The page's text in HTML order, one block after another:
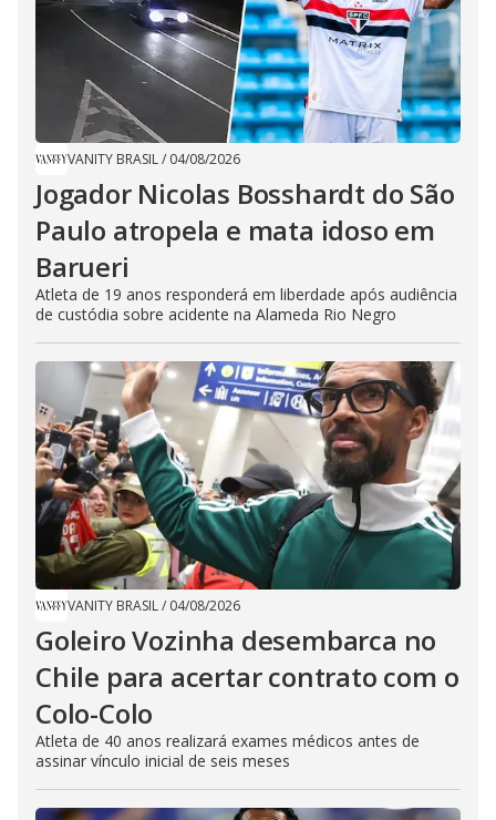
VANITY BRASIL/ 04/08/2026
Jogador Nicolas Bosshardt do São
Paulo atropela e mata idoso em
Barueri
Atleta de 19 anos responderá em liberdade após audiência
de custódia sobre acidente na Alameda Rio Negro
VANITY BRASIL/ 04/08/2026
Goleiro Vozinha desembarca no
Chile para acertar contrato com o
Colo-Colo
Atleta de 40 anos realizará exames médicos antes de
assinar vínculo inicial de seis meses